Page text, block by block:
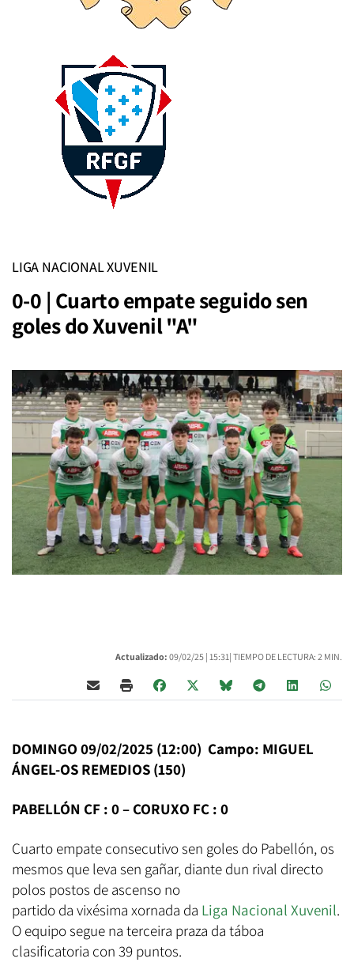
LIGA NACIONAL XUVENIL
0-0 | Cuarto empate seguido sen
goles do Xuvenil "A"
Actualizado: 09/02/25 | 15:31| TIEMPO DE LECTURA: 2 MIN.
DOMINGO 09/02/2025 (12:00) Campo: MIGUEL
ÁNGEL-OS REMEDIOS (150)
PABELLÓN CF : 0 – CORUXO FC : 0
Cuarto empate consecutivo sen goles do Pabellón, os
mesmos que leva sen gañar, diante dun rival directo
polos postos de ascenso no
partido da vixésima xornada da Liga Nacional Xuvenil.
O equipo segue na terceira praza da táboa
clasificatoria con 39 puntos.